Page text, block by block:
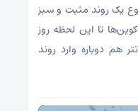
یک روند مثبت و سبز
تا این لحظه روز
هم دوباره وارد روند